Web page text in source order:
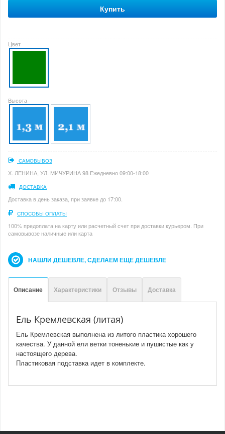
Купить
Цвет
Высота
САМОВЫВОЗ
Х. ЛЕНИНА, УЛ. МИЧУРИНА 98 Ежедневно 09:00-18:00
ДОСТАВКА
Доставка в день заказа, при заявке до 17:00.
СПОСОБЫ ОПЛАТЫ
100% предоплата на карту или расчетный счет при доставки курьером. При
самовывозе наличные или карта
НАШЛИ ДЕШЕВЛЕ, СДЕЛАЕМ ЕЩЕ ДЕШЕВЛЕ
Описание Характеристики Отзывы Доставка
Ель Кремлевская (литая)
Ель Кремлевская выполнена из литого пластика хорошего
качества. У данной ели ветки тоненькие и пушистые как у
настоящего дерева.
Пластиковая подставка идет в комплекте.